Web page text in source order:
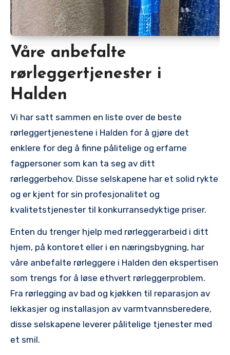
Våre anbefalte
rørleggertjenester i
Halden
Vi har satt sammen en liste over de beste
rørleggertjenestene i Halden for å gjøre det‍
enklere for deg å ⁢finne ⁣pålitelige og erfarne⁣
fagpersoner som kan ta ‌seg av ditt⁢
rørleggerbehov. ‌Disse selskapene har et solid rykte
og er⁤ kjent for sin profesjonalitet ‌og
kvalitetstjenester til konkurransedyktige priser.
Enten du trenger hjelp med rørleggerarbeid ‍i ditt
hjem, på kontoret⁢ eller ⁣i en næringsbygning, har
våre anbefalte rørleggere i Halden den ekspertisen
som trengs for⁢ å løse ethvert rørleggerproblem.
Fra ​rørlegging av bad og kjøkken til reparasjon av
lekkasjer og installasjon av varmtvannsberedere,
disse selskapene leverer pålitelige tjenester med
et smil.